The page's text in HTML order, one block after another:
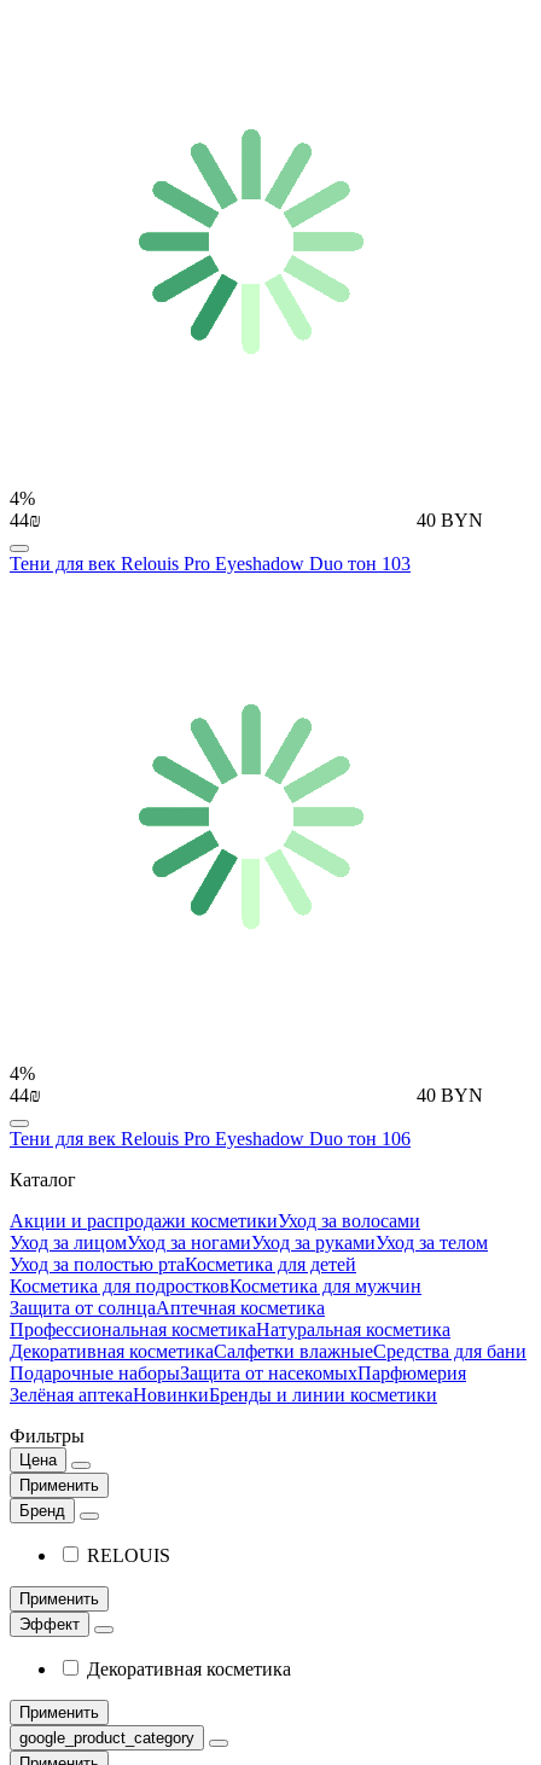
4%
44₪
40 BYN
Тени для век Relouis Pro Eyeshadow Duo тон 103
4%
44₪
40 BYN
Тени для век Relouis Pro Eyeshadow Duo тон 106
Каталог
Акции и распродажи косметикиУход за волосами
Уход за лицомУход за ногамиУход за рукамиУход за телом
Уход за полостью ртаКосметика для детей
Косметика для подростковКосметика для мужчин
Защита от солнцаАптечная косметика
Профессиональная косметикаНатуральная косметика
Декоративная косметикаСалфетки влажныеСредства для бани
Подарочные наборыЗащита от насекомыхПарфюмерия
Зелёная аптекаНовинкиБренды и линии косметики
Фильтры
Цена
Применить
Бренд
RELOUIS
Применить
Эффект
Декоративная косметика
Применить
google_product_category